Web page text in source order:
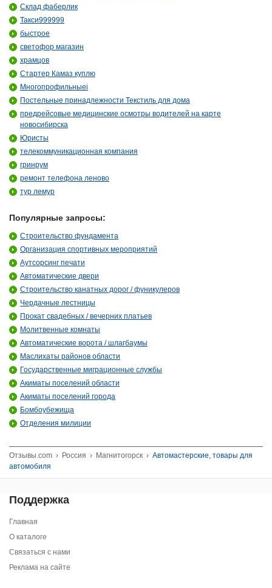
Склад фаберлик
Такси999999
быстрое
светофор магазин
храмцов
Стартер Камаз куплю
Многопрофильныеi
Постельные принадлежности Текстиль для дома
предрейсовые медицинские осмотры водителей на карте
новосибирска
Юристы
телекоммуникационная компания
гринрум
ремонт телефона леново
тур лемур
Популярные запросы:
Строительство фундамента
Организация спортивных мероприятий
Аутсорсинг печати
Автоматические двери
Строительство канатных дорог / фуникулеров
Чердачные лестницы
Прокат свадебных / вечерних платьев
Молитвенные комнаты
Автоматические ворота / шлагбаумы
Маслихаты районов области
Государственные миграционные службы
Акиматы поселений области
Акиматы поселений города
Бомбоубежища
Отделения милиции
Отзывы.com › Россия › Магнитогорск › Автомастерские, товары для
автомобиля
Поддержка
Главная
О каталоге
Связаться с нами
Реклама на сайте